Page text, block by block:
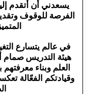
يسعدني أن أتقدم
الفرصة للوقوف
في عالم يتسارع
هيئة التدريس صمام
العلم وبناء
وقيادتكم الفعّالة